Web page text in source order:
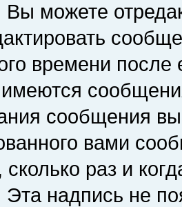
можете
времени
сообщения
вами
сколько раз и
надпись не